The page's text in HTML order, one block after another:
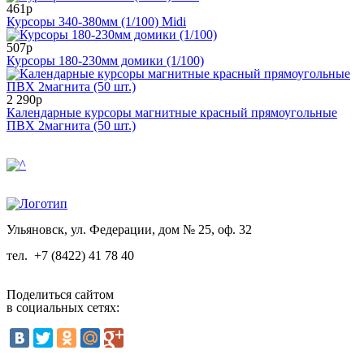
461р
Курсоры 340-380мм (1/100) Midi
507р
Курсоры 180-230мм домики (1/100)
2 290р
Календарные курсоры магнитные красный прямоугольные
ПВХ 2магнита (50 шт.)
Ульяновск, ул. Федерации, дом № 25, оф. 32
тел. +7 (8422) 41 78 40
Поделиться сайтом
в социальных сетях: